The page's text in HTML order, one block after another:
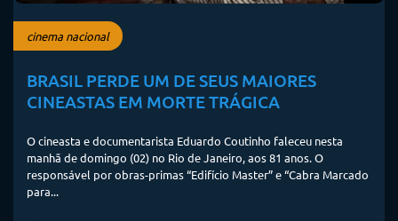
cinema nacional
BRASIL PERDE UM DE SEUS MAIORES
CINEASTAS EM MORTE TRÁGICA
O cineasta e documentarista Eduardo Coutinho faleceu nesta
manhã de domingo (02) no Rio de Janeiro, aos 81 anos. O
responsável por obras-primas “Edifício Master” e “Cabra Marcado
para...